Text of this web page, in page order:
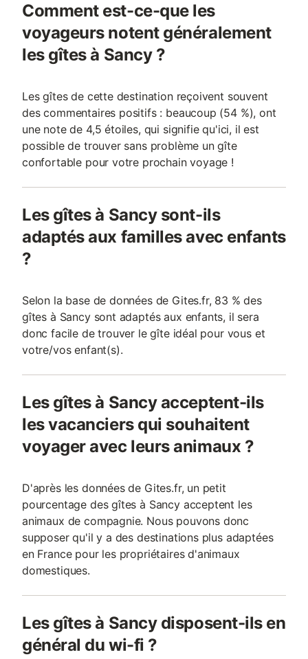
Comment est-ce-que les
voyageurs notent généralement
les gîtes à Sancy ?
Les gîtes de cette destination reçoivent souvent
des commentaires positifs : beaucoup (54 %), ont
une note de 4,5 étoiles, qui signifie qu'ici, il est
possible de trouver sans problème un gîte
confortable pour votre prochain voyage !
Les gîtes à Sancy sont-ils
adaptés aux familles avec enfants
?
Selon la base de données de Gites.fr, 83 % des
gîtes à Sancy sont adaptés aux enfants, il sera
donc facile de trouver le gîte idéal pour vous et
votre/vos enfant(s).
Les gîtes à Sancy acceptent-ils
les vacanciers qui souhaitent
voyager avec leurs animaux ?
D'après les données de Gites.fr, un petit
pourcentage des gîtes à Sancy acceptent les
animaux de compagnie. Nous pouvons donc
supposer qu'il y a des destinations plus adaptées
en France pour les propriétaires d'animaux
domestiques.
Les gîtes à Sancy disposent-ils en
général du wi-fi ?